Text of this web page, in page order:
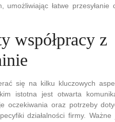
łatwe przesyłanie
współpracy z
się na kilku kluczowych
istotna jest otwarta
oczekiwania oraz potrzeby
działalności firmy. Ważne